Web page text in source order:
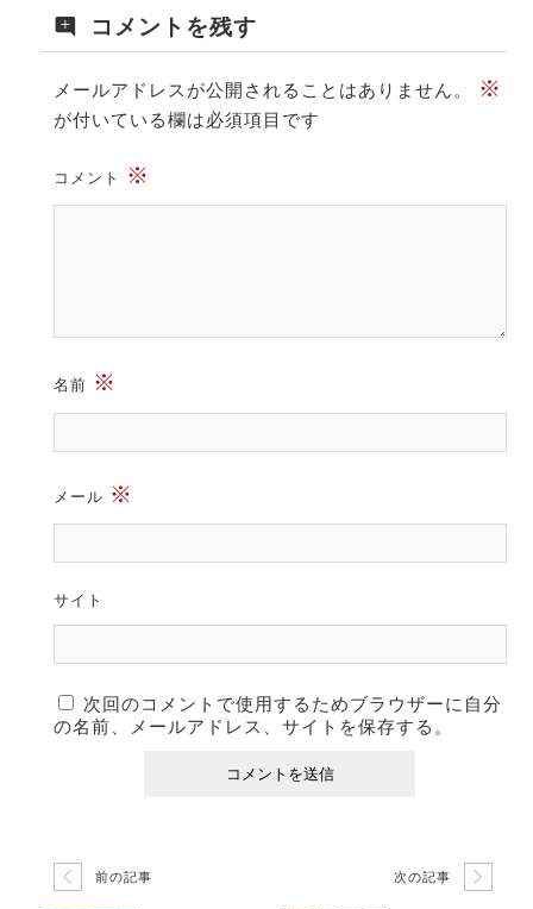
コメントを残す
メールアドレスが公開されることはありません。 ※
が付いている欄は必須項目です
コメント ※
名前 ※
メール ※
サイト
次回のコメントで使用するためブラウザーに自分
の名前、メールアドレス、サイトを保存する。
前の記事 次の記事